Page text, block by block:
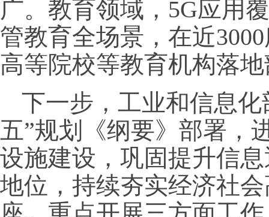
广。教育领域，5G应用
管教育全场景，在近
高等院校等教育机构落
下一步，工业和信息
五”规划《纲要》部署，
设施建设，巩固提升信
地位，持续夯实经济社